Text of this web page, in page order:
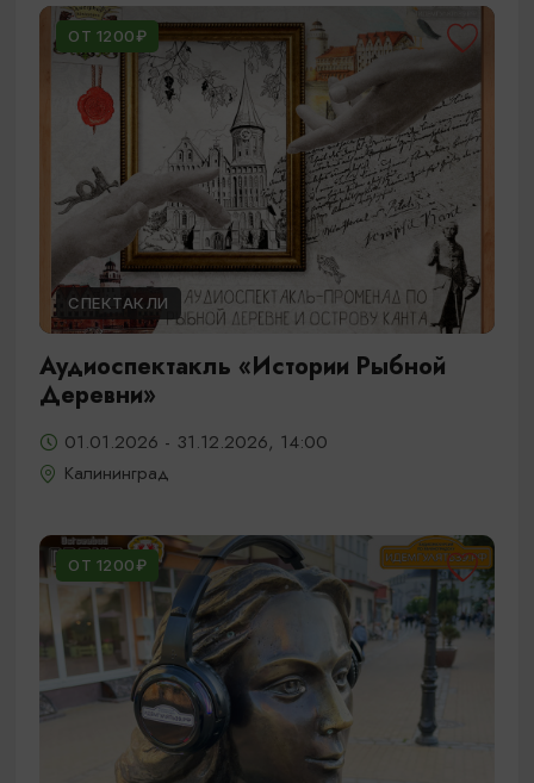
ОТ 1200₽
СПЕКТАКЛИ
Аудиоспектакль «Истории Рыбной
Деревни»
01.01.2026 - 31.12.2026, 14:00
Калининград
ОТ 1200₽